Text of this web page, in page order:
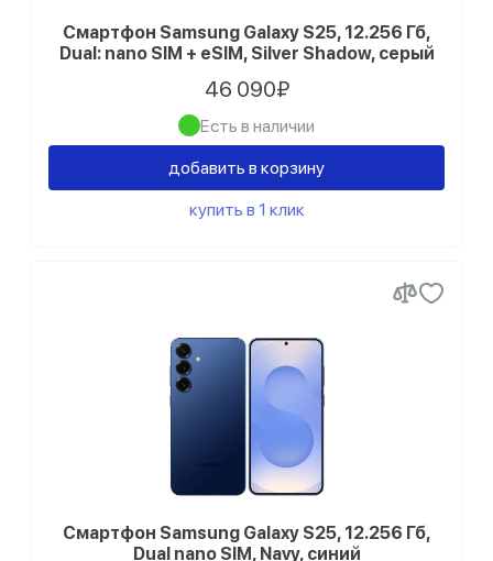
Смартфон Samsung Galaxy S25, 12.256 Гб,
Dual: nano SIM + eSIM, Silver Shadow, серый
46 090₽
Есть в наличии
добавить в корзину
купить в 1 клик
Смартфон Samsung Galaxy S25, 12.256 Гб,
Dual nano SIM, Navy, синий